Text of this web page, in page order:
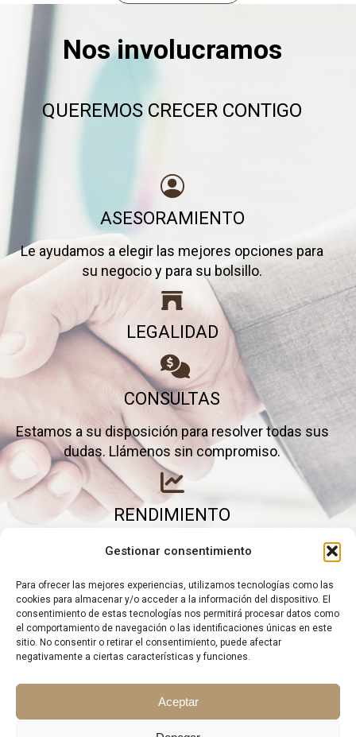
Gestionar consentimiento
Para ofrecer las mejores experiencias, utilizamos tecnologías como las
cookies para almacenar y/o acceder a la información del dispositivo. El
consentimiento de estas tecnologías nos permitirá procesar datos como
el comportamiento de navegación o las identificaciones únicas en este
sitio. No consentir o retirar el consentimiento, puede afectar
negativamente a ciertas características y funciones.
Aceptar
Nos involucramos
QUEREMOS CRECER CONTIGO
ASESORAMIENTO
Le ayudamos a elegir las mejores opciones para
su negocio y para su bolsillo.
LEGALIDAD
CONSULTAS
Estamos a su disposición para resolver todas sus
dudas. Llámenos sin compromiso.
RENDIMIENTO
Elimine gastos inútiles y saque el máximo partido a